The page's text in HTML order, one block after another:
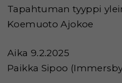
Tapahtuman tyyppi
Koemuoto Ajokoe
Aika 9.2.2025
Paikka Sipoo